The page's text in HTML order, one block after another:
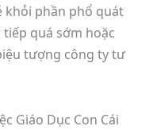
phần phổ quát
tiếp quá sớm hoặc
tượng công ty tư
Giáo Dục Con Cái